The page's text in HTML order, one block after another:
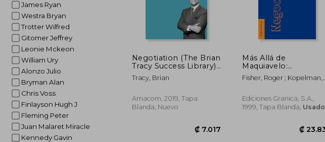
James Ryan
Westra Bryan
Trotter Wilfred
Gitomer Jeffrey
Leonie Mckeon
William Ury
Alonzo Julio
Bryman Alan
Chris Voss
Finlayson Hugh J
Fleming Peter
Juan Malaret Miracle
Kennedy Gavin
Negotiation (The Brian
Tracy Success Library)
(en Inglés)
Tracy, Brian
Amacom, 2019, Tapa
Blanda, Nuevo
Más Allá de
Maquiavelo:
Herramientas Para
Afrontar Conflictos
Fisher, Roger ; Kopelman,
Andrea Kupfer
Ediciones Granica, S.A.,
1999, Tapa Blanda, Usado